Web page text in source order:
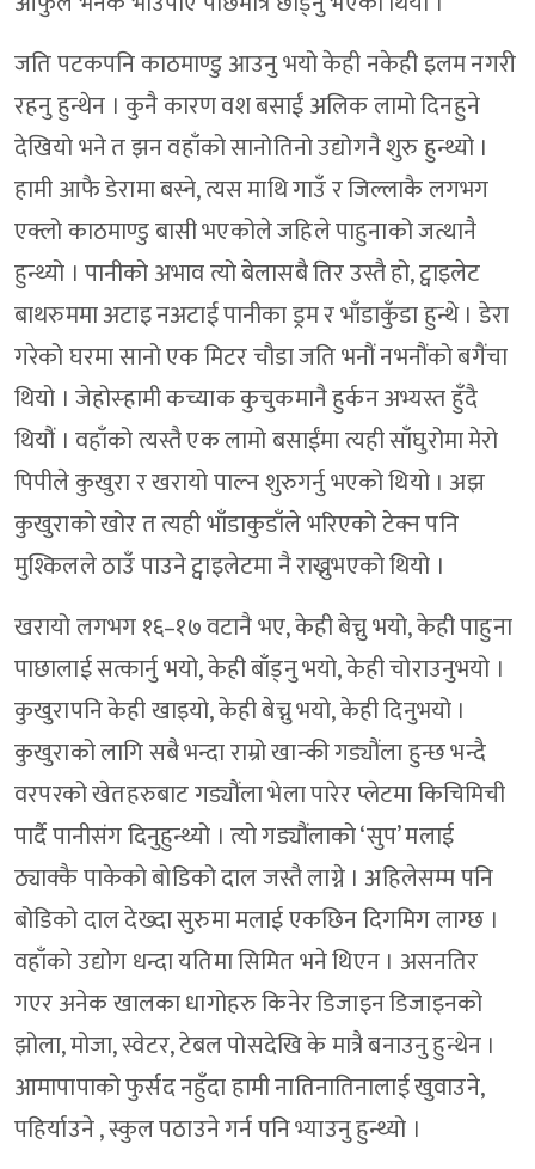
जति पटकपनि काठमाण्डु आउनु भयो केही नकेही इलम नगरी
रहनु हुन्थेन । कुनै कारण वश बसाईं अलिक लामो दिनहुने
देखियो भने त झन वहाँको सानोतिनो उद्योगनै शुरु हुन्थ्यो ।
हामी आफै डेरामा बस्ने, त्यस माथि गाउँ र जिल्लाकै लगभग
एक्लो काठमाण्डु बासी भएकोले जहिले पाहुनाको जत्थानै
हुन्थ्यो । पानीको अभाव त्यो बेलासबै तिर उस्तै हो, ट्वाइलेट
बाथरुममा अटाइ नअटाई पानीका ड्रम र भाँडाकुँडा हुन्थे । डेरा
गरेको घरमा सानो एक मिटर चौडा जति भनौं नभनौंको बगैंचा
थियो । जेहोस्हामी कच्याक कुचुकमानै हुर्कन अभ्यस्त हुँदै
थियौं । वहाँको त्यस्तै एक लामो बसाईंमा त्यही साँघुरोमा मेरो
पिपीले कुखुरा र खरायो पाल्न शुरुगर्नु भएको थियो । अझ
कुखुराको खोर त त्यही भाँडाकुडाँले भरिएको टेक्न पनि
मुश्किलले ठाउँ पाउने ट्वाइलेटमा नै राख्नुभएको थियो ।
खरायो लगभग १६–१७ वटानै भए, केही बेच्नु भयो, केही पाहुना
पाछालाई सत्कार्नु भयो, केही बाँड्नु भयो, केही चोराउनुभयो ।
कुखुरापनि केही खाइयो, केही बेच्नु भयो, केही दिनुभयो ।
कुखुराको लागि सबै भन्दा राम्रो खान्की गड्यौंला हुन्छ भन्दै
वरपरको खेतहरुबाट गड्यौंला भेला पारेर प्लेटमा किचिमिची
पार्दै पानीसंग दिनुहुन्थ्यो । त्यो गड्यौंलाको ‘सुप’ मलाई
ठ्याक्कै पाकेको बोडिको दाल जस्तै लाग्ने । अहिलेसम्म पनि
बोडिको दाल देख्दा सुरुमा मलाई एकछिन दिगमिग लाग्छ ।
वहाँको उद्योग धन्दा यतिमा सिमित भने थिएन । असनतिर
गएर अनेक खालका धागोहरु किनेर डिजाइन डिजाइनको
झोला, मोजा, स्वेटर, टेबल पोसदेखि के मात्रै बनाउनु हुन्थेन ।
आमापापाको फुर्सद नहुँदा हामी नातिनातिनालाई खुवाउने,
पहिर्याउने , स्कुल पठाउने गर्न पनि भ्याउनु हुन्थ्यो ।